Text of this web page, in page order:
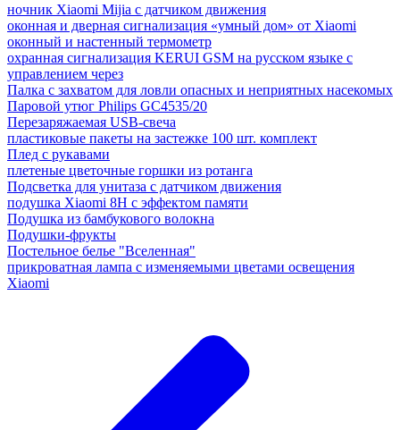
ночник Xiaomi Mijia с датчиком движения
оконная и дверная сигнализация «умный дом» от Xiaomi
оконный и настенный термометр
охранная сигнализация KERUI GSM на русском языке с
управлением через
Палка с захватом для ловли опасных и неприятных насекомых
Паровой утюг Philips GC4535/20
Перезаряжаемая USB-свеча
пластиковые пакеты на застежке 100 шт. комплект
Плед с рукавами
плетеные цветочные горшки из ротанга
Подсветка для унитаза с датчиком движения
подушка Xiaomi 8H с эффектом памяти
Подушка из бамбукового волокна
Подушки-фрукты
Постельное белье "Вселенная"
прикроватная лампа с изменяемыми цветами освещения
Xiaomi